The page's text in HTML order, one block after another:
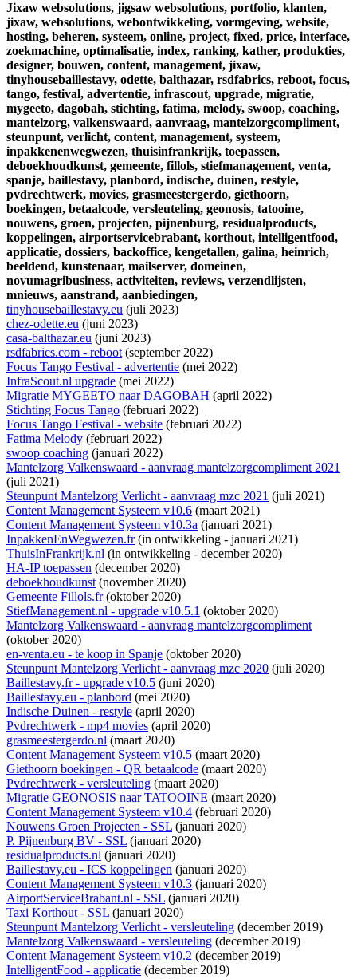
Jixaw websolutions, jigsaw websolutions, portfolio, klanten,
jixaw, websolutions, webontwikkeling, vormgeving, website,
hosting, beheren, systeem, online, project, fixed, price, interface,
zoekmachine, optimalisatie, index, ranking, kather, produkties,
designer, bouwen, content, management, jixaw,
tinyhousebaillestavy, odette, balthazar, rsdfabrics, reboot, focus,
tango, festival, advertentie, infrascout, upgrade, migratie,
mygeeto, dagobah, stichting, fatima, melody, swoop, coaching,
mantelzorg, valkenswaard, aanvraag, mantelzorgcompliment,
steunpunt, verlicht, content, management, systeem,
inpakkenenwegwezen, thuisinfrankrijk, toepassen,
deboekhoudkunst, gemeente, fillols, stiefmanagement, venta,
spanje, baillestavy, planbord, indische, duinen, restyle,
pvdrechtwerk, movies, grasmeestergerdo, giethoorn,
boekingen, betaalcode, versleuteling, geonosis, tatooine,
nouwens, groen, projecten, pijnenburg, residualproducts,
koppelingen, airportservicebrabant, korthout, intelligentfood,
applicatie, dossiers, backoffice, kengetallen, galina, heinrich,
beeldend, kunstenaar, mailserver, domeinen,
novumagribusiness, activiteiten, reviews, verzendlijsten,
mnieuws, aanstrand, aanbiedingen,
tinyhousebaillestavy.eu (juli 2023)
chez-odette.eu (juni 2023)
casa-balthazar.eu (juni 2023)
rsdfabrics.com - reboot(september 2022)
Focus Tango Festival - advertentie (mei 2022)
InfraScout.nl upgrade (mei 2022)
Migratie MYGEETO naar DAGOBAH (april 2022)
Stichting Focus Tango (februari 2022)
Focus Tango Festival - website (februari 2022)
Fatima Melody (februari 2022)
swoop coaching (januari 2022)
Mantelzorg Valkenswaard - aanvraag mantelzorgcompliment 2021
(juli 2021)
Steunpunt Mantelzorg Verlicht - aanvraag mzc 2021 (juli 2021)
Content Management Systeem v10.6 (maart 2021)
Content Management Systeem v10.3a (januari 2021)
InpakkenEnWegwezen.fr(in ontwikkeling - januari 2021)
ThuisInFrankrijk.nl (in ontwikkeling - december 2020)
HA-IP toepassen (december 2020)
deboekhoudkunst(november 2020)
Gemeente Fillols.fr(oktober 2020)
StiefManagement.nl - upgrade v10.5.1 (oktober 2020)
Mantelzorg Valkenswaard - aanvraag mantelzorgcompliment
(oktober 2020)
en-venta.eu - te koop in Spanje (oktober 2020)
Steunpunt Mantelzorg Verlicht - aanvraag mzc 2020 (juli 2020)
Baillestavy.fr - upgrade v10.5 (juni 2020)
Baillestavy.eu - planbord (mei 2020)
Indische Duinen - restyle (april 2020)
Pvdrechtwerk - mp4 movies (april 2020)
grasmeestergerdo.nl (maart 2020)
Content Management Systeem v10.5 (maart 2020)
Giethoorn boekingen - QR betaalcode (maart 2020)
Pvdrechtwerk - versleuteling (maart 2020)
Migratie GEONOSIS naar TATOOINE (maart 2020)
Content Management Systeem v10.4 (februari 2020)
Nouwens Groen Projecten - SSL (januari 2020)
P. Pijnenburg BV - SSL (januari 2020)
residualproducts.nl (januari 2020)
Baillestavy.eu - ICS koppelingen (januari 2020)
Content Management Systeem v10.3 (januari 2020)
AirportServiceBrabant.nl - SSL (januari 2020)
Taxi Korthout - SSL (januari 2020)
Steunpunt Mantelzorg Verlicht - versleuteling (december 2019)
Mantelzorg Valkenswaard - versleuteling (december 2019)
Content Management Systeem v10.2 (december 2019)
IntelligentFood - applicatie (december 2019)